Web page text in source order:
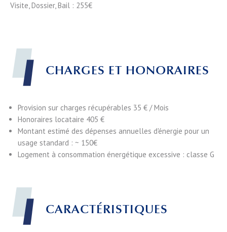
Visite, Dossier, Bail : 255€
CARACTÉRISTIQUES
CHARGES ET HONORAIRES
Provision sur charges récupérables 35 € / Mois
Honoraires locataire 405 €
Montant estimé des dépenses annuelles d'énergie pour un
usage standard : ~ 150€
Logement à consommation énergétique excessive : classe G